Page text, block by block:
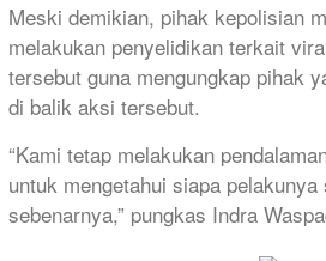
Meski demikian, pihak kepolisian
melakukan penyelidikan terkait
tersebut guna mengungkap pihak
di balik aksi tersebut.
“Kami tetap melakukan
untuk mengetahui siapa
sebenarnya,” pungkas Indra